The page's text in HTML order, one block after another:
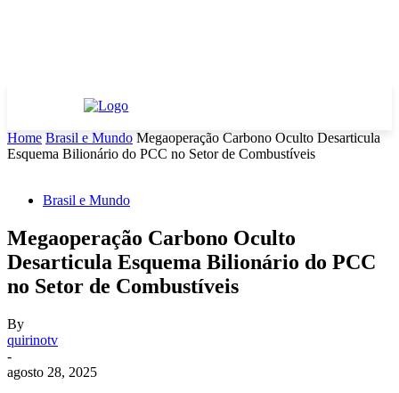
Home Brasil e Mundo Megaoperação Carbono Oculto Desarticula
Esquema Bilionário do PCC no Setor de Combustíveis
Brasil e Mundo
Megaoperação Carbono Oculto
Desarticula Esquema Bilionário do PCC
no Setor de Combustíveis
By
quirinotv
-
agosto 28, 2025